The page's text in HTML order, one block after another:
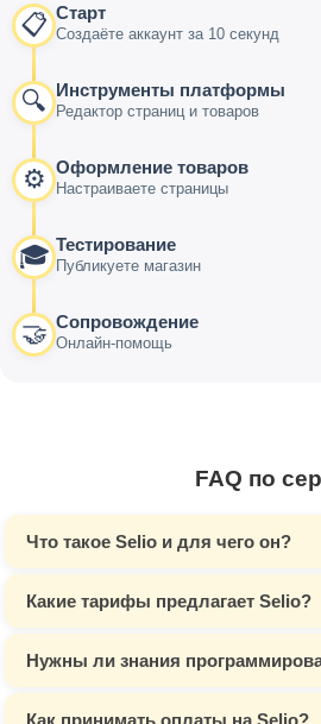
📋 Старт
Создаёте аккаунт за 10 секунд
🔍 Инструменты платформы
Редактор страниц и товаров
⚙️ Оформление товаров
Настраиваете страницы
🎓 Тестирование
Публикуете магазин
🤝 Сопровождение
Онлайн-помощь
FAQ по
Что такое Selio и для чего он?
Какие тарифы предлагает Selio?
Нужны ли знания
Как принимать оплаты на Selio?